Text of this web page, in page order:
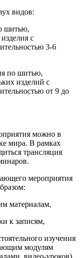
видов:
шитью,
с
3-6
по шитью,
изделий с
от 9 до
можно в
мира. В рамках
трансляция
мероприятия
материалам,
к записям,
изучения
модулям
видео-уроков),